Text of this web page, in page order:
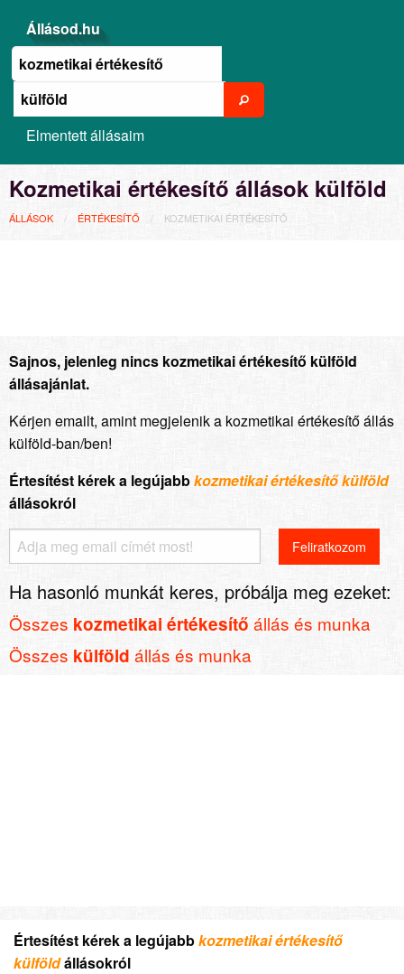
Állásod.hu
Elmentett állásaim
Kozmetikai értékesítő állások külföld
ÁLLÁSOK ÉRTÉKESÍTŐ KOZMETIKAI ÉRTÉKESÍTŐ
Sajnos, jelenleg nincs kozmetikai értékesítő külföld
állásajánlat.
Kérjen emailt, amint megjelenik a kozmetikai értékesítő állás
külföld-ban/ben!
Értesítést kérek a legújabbkozmetikai értékesítő külföld
állásokról
Ha hasonló munkát keres, próbálja meg ezeket:
Összes kozmetikai értékesítő állás és munka
Összes külföld állás és munka
Értesítést kérek a legújabbkozmetikai értékesítő
külföldállásokról